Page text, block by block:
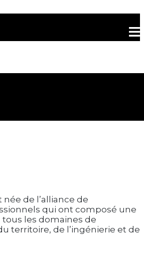
née de l’alliance de
qui ont composé une
les domaines de
territoire, de l’ingénierie et de